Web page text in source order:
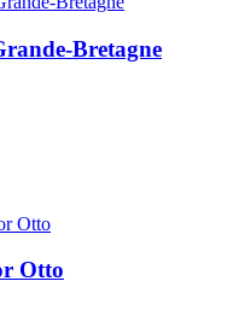
Bretagne
Otto